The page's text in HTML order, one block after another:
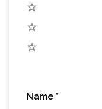
Name *